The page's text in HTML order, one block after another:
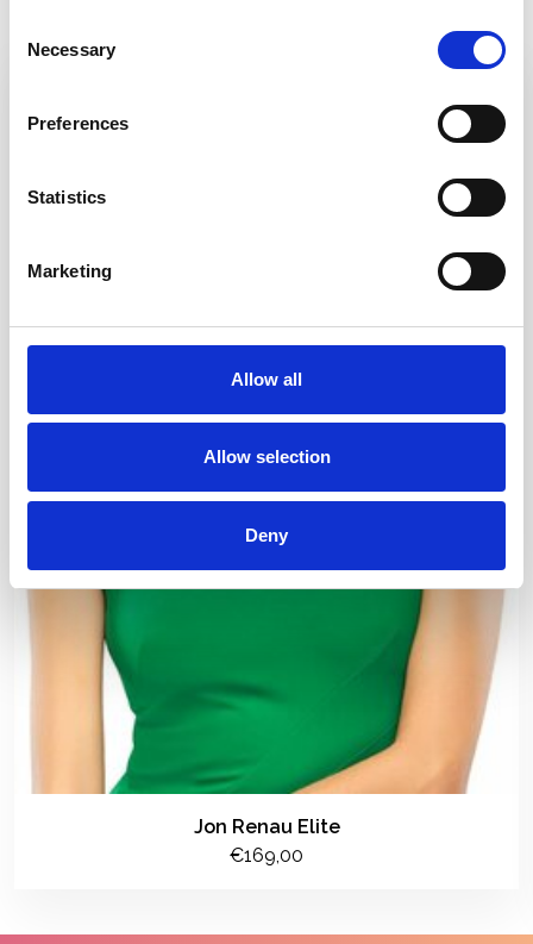
Selection
Necessary
Preferences
Statistics
Marketing
Allow all
Allow selection
Deny
Jon Renau Elite
€169,00